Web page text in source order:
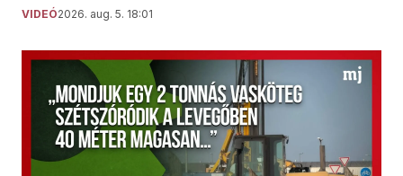
VIDEÓ2026. aug. 5. 18:01